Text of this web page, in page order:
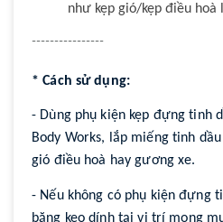
như kẹp gió/kẹp điều
----------------
* Cách sử dụng:
- Dùng phụ kiện kẹp đựng tinh
Body Works, lắp miếng tinh
gió điều hoà hay gương xe.
- Nếu không có phụ kiệnđựng
băng keo dính tại vị trí mong